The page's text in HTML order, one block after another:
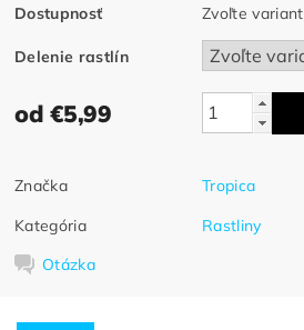
Dostupnosť Zvoľte variant
Delenie rastlín
od €5,99
Značka
Tropica
Kategória
Rastliny
Otázka